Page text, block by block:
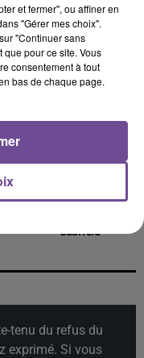
BEBE REXHA
New Religion
Gabriela
tenu du refus du
exprimé. Si vous
et fermer", ou affiner en
"Gérer mes choix".
"Continuer sans
pour ce site. Vous
consentement à tout
bas de chaque page.